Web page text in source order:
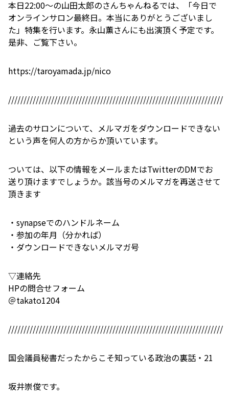
本日22:00～の山田太郎のさんちゃんねるでは、「今日で
オンラインサロン最終日。本当にありがとうございまし
た」特集を行います。永山薫さんにも出演頂く予定です。
是非、ご覧下さい。
https://taroyamada.jp/nico
//////////////////////////////////////////////////////////////////////
過去のサロンについて、メルマガをダウンロードできない
という声を何人の方からか頂いています。
ついては、以下の情報をメールまたはTwitterのDMでお
送り頂けますでしょうか。該当号のメルマガを再送させて
頂きます
・synapseでのハンドルネーム
・参加の年月（分かれば）
・ダウンロードできないメルマガ号
▽連絡先
HPの問合せフォーム
＠takato1204
//////////////////////////////////////////////////////////////////////
国会議員秘書だったからこそ知っている政治の裏話・21
坂井崇俊です。